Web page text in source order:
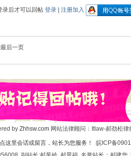
录后才可以回帖 登录 注册加入
后一页
by Zhhsw.com 网站法律顾问：Itlaw-郝劲松
皖ICP备